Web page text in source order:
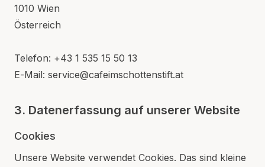
1010 Wien
Österreich
Telefon: +43 1 535 15 50 13
E-Mail: service@cafeimschottenstift.at
3. Datenerfassung auf unserer Website
Cookies
Unsere Website verwendet Cookies. Das sind kleine